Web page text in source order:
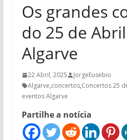
Os grandes
do 25 de
Algarve
22 Abril, 2025
JorgeEusebio
Algarve,concertos,Concertos 25
eventos Algarve
Partilhe a notícia